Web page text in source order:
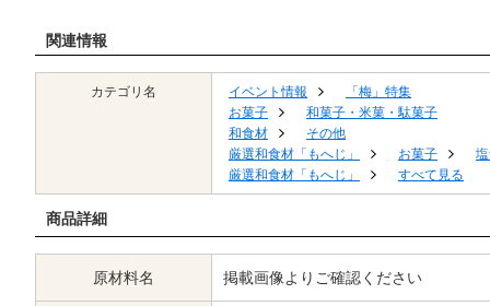
関連情報
カテゴリ名 イベント情報
「梅」特集
お菓子
和菓子・米菓・駄菓子
和食材
その他
厳選和食材「もへじ」
お菓子
厳選和食材「もへじ」
すべて見る
商品詳細
原材料名 掲載画像よりご確認ください